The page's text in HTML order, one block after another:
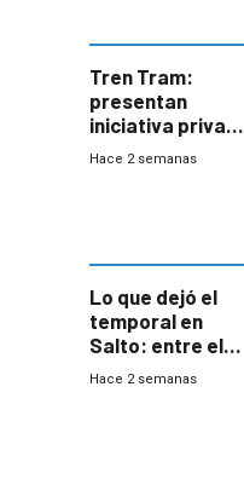
Tren Tram:
presentan
iniciativa privada
para una red de
Hace 2 semanas
Lo que dejó el
temporal en
Salto: entre el
impacto
Hace 2 semanas